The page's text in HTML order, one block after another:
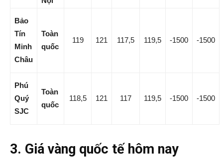
Bảo
Tín
Minh
Châu
Toàn
quốc
119 121 117,5 119,5 -1500 -1500
Phú
Quý
SJC
Toàn
quốc
118,5 121 117 119,5 -1500 -1500
3. Giá vàng quốc tế hôm nay